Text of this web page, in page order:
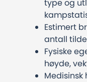
type og
Estimert
antall
Fysiske
høyde,